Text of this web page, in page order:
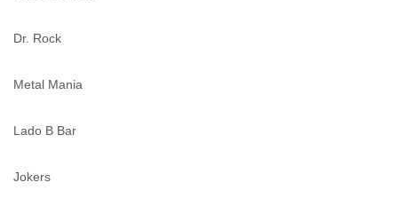
Dr. Rock
Metal Mania
Lado B Bar
Jokers